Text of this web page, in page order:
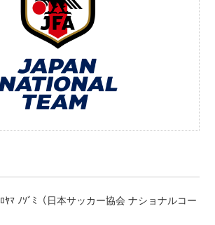
ﾉｿﾞﾐ（日本サッカー協会 ナショナルコー